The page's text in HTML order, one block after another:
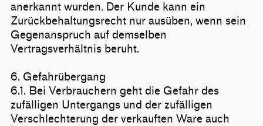
anerkannt wurden. Der Kunde kann ein
Zurückbehaltungsrecht nur ausüben, wenn sein
Gegenanspruch auf demselben
Vertragsverhältnis beruht.
6. Gefahrübergang
6.1. Bei Verbrauchern geht die Gefahr des
zufälligen Untergangs und der zufälligen
Verschlechterung der verkauften Ware auch